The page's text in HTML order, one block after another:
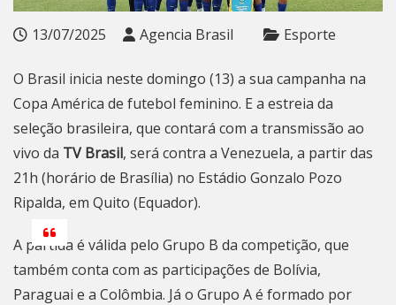
13/07/2025 Agencia Brasil Esporte
O Brasil inicia neste domingo (13) a sua campanha na
Copa América de futebol feminino. E a estreia da
seleção brasileira, que contará com a transmissão ao
vivo da TV Brasil, será contra a Venezuela, a partir das
21h (horário de Brasília) no Estádio Gonzalo Pozo
Ripalda, em Quito (Equador).
A partida é válida pelo Grupo B da competição, que
também conta com as participações de Bolívia,
Paraguai e a Colômbia. Já o Grupo A é formado por